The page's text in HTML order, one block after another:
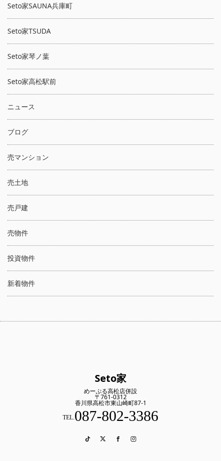
Seto家SAUNA兵庫町
Seto家TSUDA
Seto家琴ノ葉
Seto家高松駅前
ニュース
ブログ
売マンション
売土地
売戸建
売物件
投資物件
新着物件
Seto家
めーぷる高松店併設
〒761-0312
香川県高松市東山崎町87-1
TEL. 087-802-3386
TikTokTwitterFacebook